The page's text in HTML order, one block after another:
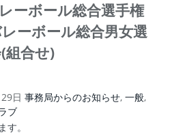
ーボール総合選手権
ーボール総合男女選
組合せ)
日 事務局からのお知らせ, 一般,
ブ
。